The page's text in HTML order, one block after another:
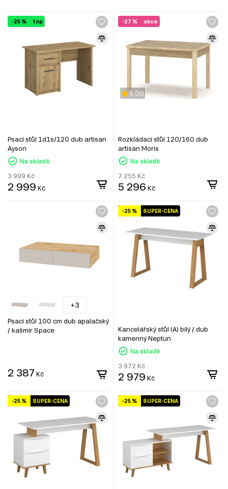
top
-25 %
Psací stůl 1d1s/120 dub artisan
Ayson
Na skladě
3 999 Kč
2 999 Kč
akce
-27 %
5.00
Rozkládací stůl 120/160 dub
artisan Moris
Na skladě
7 255 Kč
5 296 Kč
+3
Psací stůl 100 cm dub apalačský
/ kašmír Space
2 387 Kč
SUPER-CENA
-25 %
Kancelářský stůl (A) bílý / dub
kamenný Neptun
Na skladě
3 972 Kč
2 979 Kč
SUPER-CENA
-25 % SUPER-CENA
-25 %